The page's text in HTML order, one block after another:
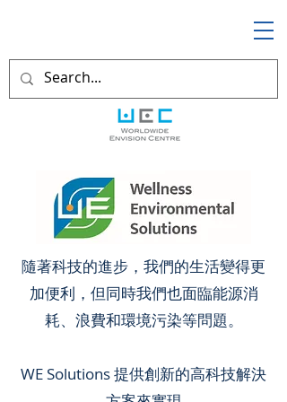
隨著科技的進步，我們的生活變得更
加便利，但同時我們也面臨能源消
耗、浪費和環境污染等問題。
WE Solutions 提供創新的高科技解決